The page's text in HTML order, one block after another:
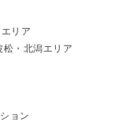
リア
松・北潟エリア
ョン